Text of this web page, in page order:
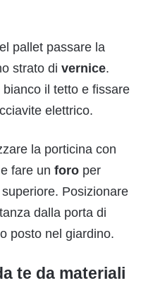
pallet passare la
strato di vernice.
il tetto e fissare
elettrico.
la porticina con
fare un foro per
Posizionare
dalla porta di
posto nel giardino.
te da materiali